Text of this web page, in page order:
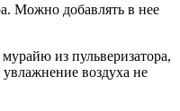
Можно добавлять в нее
из пульверизатора,
воздуха не